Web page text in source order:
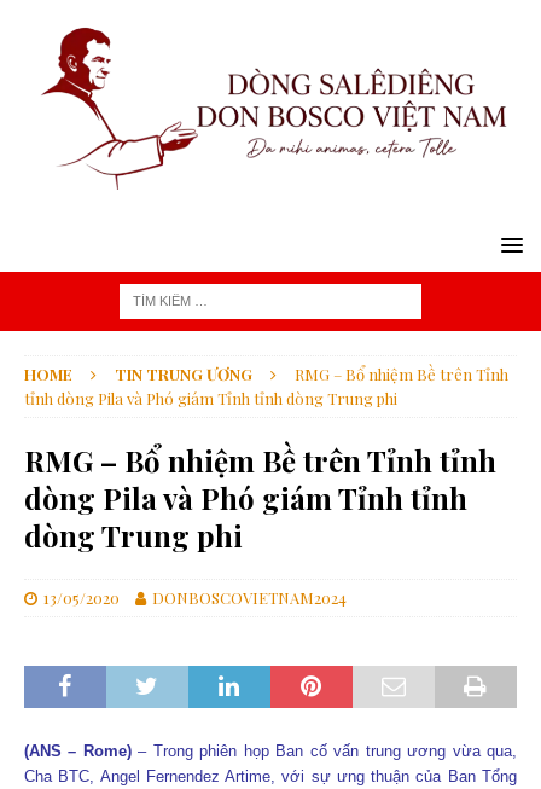
HOME TIN TRUNG ƯƠNG
RMG – Bổ nhiệm Bề trên Tỉnh
tỉnh dòng Pila và Phó giám Tỉnh tỉnh dòng Trung phi
RMG – Bổ nhiệm Bề trên Tỉnh tỉnh
dòng Pila và Phó giám Tỉnh tỉnh
dòng Trung phi
13/05/2020 DONBOSCOVIETNAM2024
(ANS – Rome)– Trong phiên họp Ban cố vấn trung ương vừa qua,
Cha BTC, Angel Fernendez Artime, với sự ưng thuận của Ban Tổng